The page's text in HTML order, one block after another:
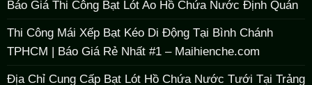
Báo Giá Thi Công Bạt Lót Ao Hồ Chứa Nước Định Quán
Thi Công Mái Xếp Bạt Kéo Di Động Tại Bình Chánh
TPHCM | Báo Giá Rẻ Nhất #1 – Maihienche.com
Địa Chỉ Cung Cấp Bạt Lót Hồ Chứa Nước Tưới Tại Trảng